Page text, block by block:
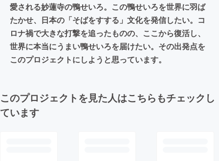
愛される妙蓮寺の鴨せいろ。この鴨せいろを世界に羽ば
たかせ、日本の「そばをすする」文化を発信したい。コ
ロナ禍で大きな打撃を追ったものの、ここから復活し、
世界に本当にうまい鴨せいろを届けたい。その出発点を
このプロジェクトにしようと思っています。
このプロジェクトを見た人はこちらもチェックし
ています